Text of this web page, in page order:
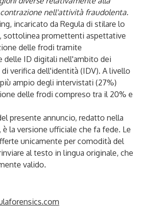
nell'attività fraudolenta.
incaricato da Regula di stilare lo
sottolinea promettenti aspettative
delle frodi tramite
delle ID digitali nell'ambito dei
verifica dell'identità (IDV). A livello
ampio degli intervistati (27%)
delle frodi compreso tra il 20% e
presente annuncio, redatto nella
è la versione ufficiale che fa fede. Le
unicamente per comodità del
al testo in lingua originale, che
valido.